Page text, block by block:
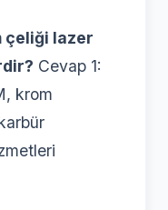
çeliği lazer
Cevap 1:
krom